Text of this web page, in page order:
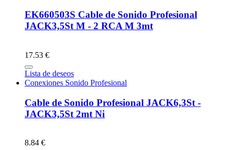
EK660503S Cable de Sonido Profesional
JACK3,5St M - 2 RCA M 3mt
17.53 €
Lista de deseos
Conexiones Sonido Profesional
Cable de Sonido Profesional JACK6,3St -
JACK3,5St 2mt Ni
8.84 €